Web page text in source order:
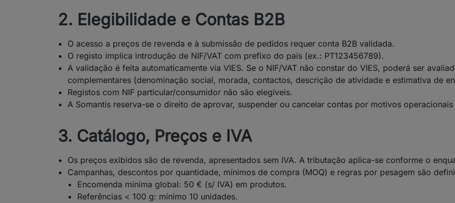
2. Elegibilidade e Contas B2B
O acesso a preços de revenda e à submissão de pedidos requer conta B2B validada.
O registo implica introdução de NIF/VAT com prefixo do país (ex.: PT123456789).
A validação é feita automaticamente via VIES. Se o NIF/VAT não constar do VIES, poderá ser
complementares (denominação social, morada, contactos, descrição de atividade e estimativa de
Registos com NIF particular/consumidor não são elegíveis.
A Somantis reserva-se o direito de aprovar, suspender ou cancelar contas por motivos
3. Catálogo, Preços e IVA
Os preços exibidos são de revenda, apresentados sem IVA. A tributação aplica-se conforme o
Campanhas, descontos por quantidade, mínimos de compra (MOQ) e regras por pesagem são
Encomenda mínima global: 50 € (s/ IVA) em produtos.
Referências < 100 g: mínimo 10 unidades.